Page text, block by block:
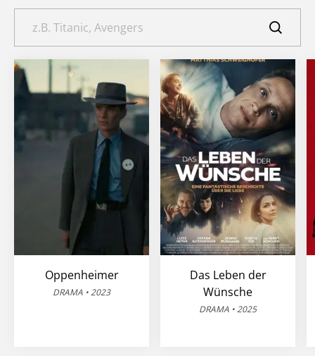
Oppenheimer
DRAMA • 2023
Das Leben der
Wünsche
DRAMA • 2025